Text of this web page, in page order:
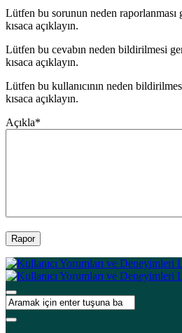
Lütfen bu sorunun neden
kısaca açıklayın.
Lütfen bu cevabın neden bildirilmesi
kısaca açıklayın.
Lütfen bu kullanıcının neden
kısaca açıklayın.
Açıkla*
Rapor